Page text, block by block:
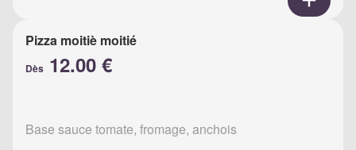
Pizza moitiè moitié
Dès 12.00 €
Base sauce tomate, fromage, anchois